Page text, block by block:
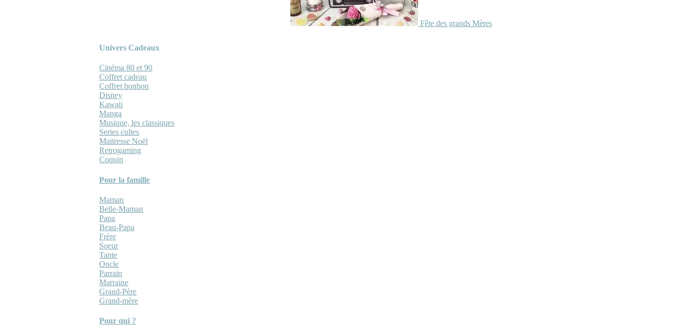
Fête des grands Mères
Univers Cadeaux
Cinéma 80 et 90
Coffret cadeau
Coffret bonbon
Disney
Kawaii
Manga
Musique, les classiques
Series cultes
Maitresse Noël
Retrogaming
Coquin
Pour la famille
Maman
Belle-Maman
Papa
Beau-Papa
Frère
Soeur
Tante
Oncle
Parrain
Marraine
Grand-Père
Grand-mère
Pour qui ?